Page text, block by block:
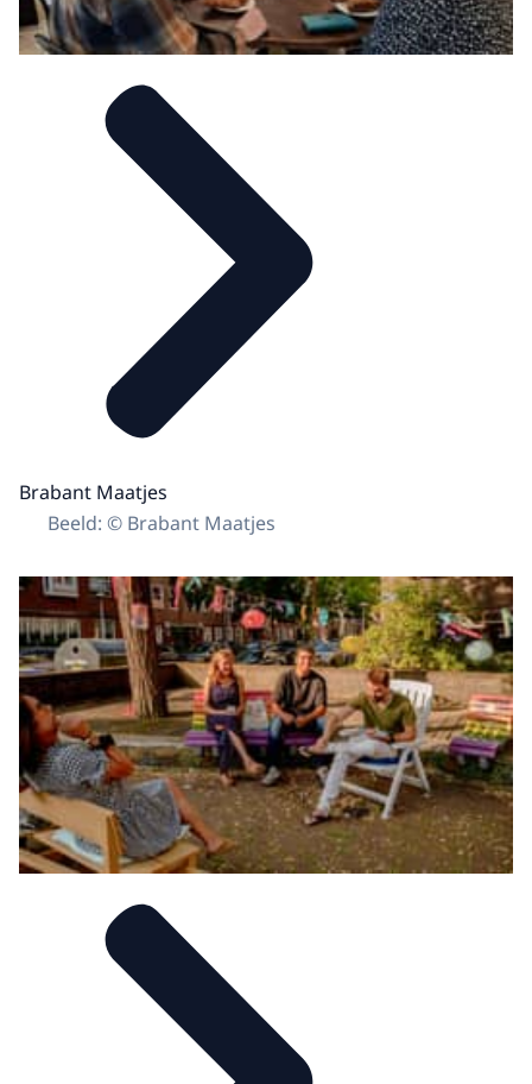
Brabant Maatjes
Beeld: © Brabant Maatjes